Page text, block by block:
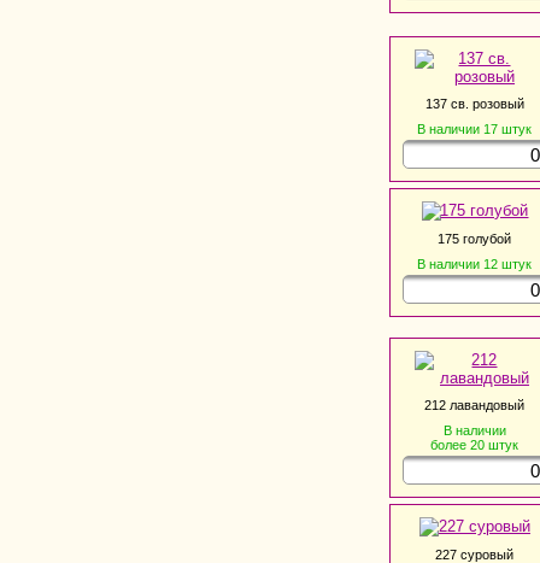
137 св. розовый
В наличии 17штук
175 голубой
В наличии 12штук
212 лавандовый
В наличии
более 20штук
227 суровый